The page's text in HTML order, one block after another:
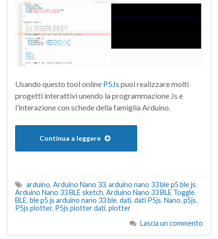
Usando questo tool online P5Js puoi realizzare molti
progetti interattivi unendo la programmazione Js e
l’interazione con schede della famiglia Arduino.
Continua a leggere
arduino, Arduino Nano 33, arduino nano 33 ble p5 ble js,
Arduino Nano 33 BLE sketch, Arduino Nano 33 BLE Toggle,
BLE, ble p5 js arduino nano 33 ble, dati, dati P5js, Nano, p5js,
P5js plotter, P5js plotter dati, plotter
Lascia un commento